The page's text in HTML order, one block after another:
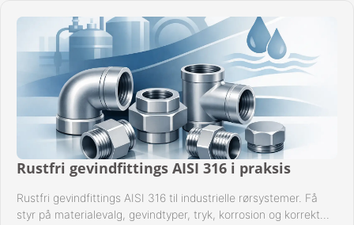
Rustfri gevindfittings AISI 316 i praksis
Rustfri gevindfittings AISI 316 til industrielle rørsystemer. Få
styr på materialevalg, gevindtyper, tryk, korrosion og korrekt